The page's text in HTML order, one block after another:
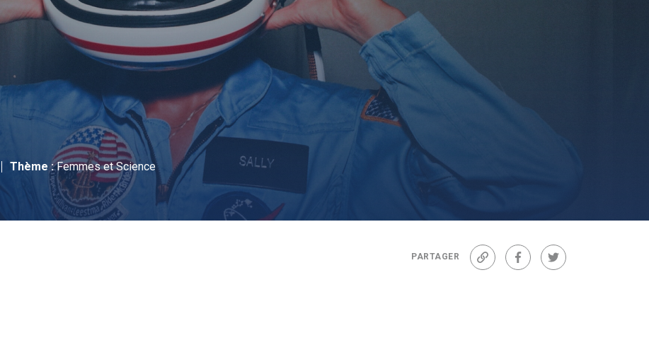
Thème :Femmes et Science
PARTAGER
Lien FacebookTwitter